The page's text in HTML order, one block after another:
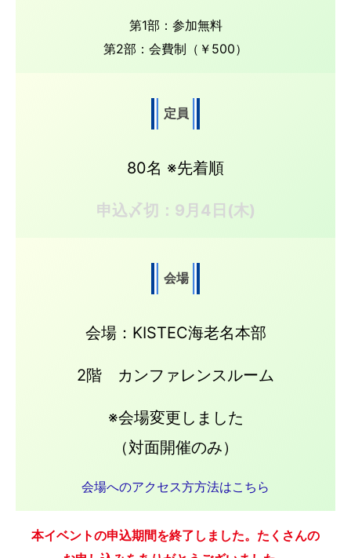
第1部：参加無料
第2部：会費制（￥500）
定員
80名 ※先着順
申込〆切：9月4日(木)
会場
会場：KISTEC海老名本部
2階 カンファレンスルーム
※会場変更しました
（対面開催のみ）
会場へのアクセス方方法はこちら
本イベントの申込期間を終了しました。たくさんの